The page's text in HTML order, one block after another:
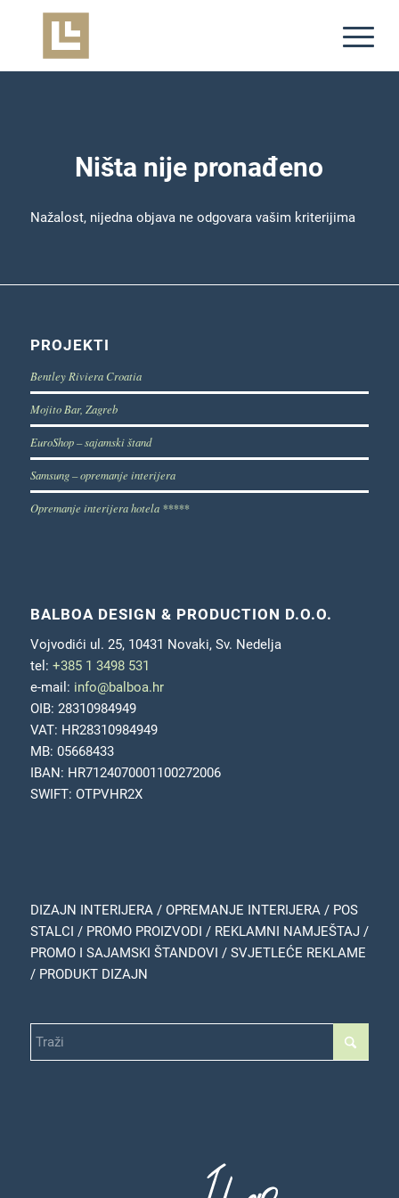
Ništa nije pronađeno
Nažalost, nijedna objava ne odgovara vašim kriterijima
PROJEKTI
Bentley Riviera Croatia
Mojito Bar, Zagreb
EuroShop – sajamski štand
Samsung – opremanje interijera
Opremanje interijera hotela *****
BALBOA DESIGN & PRODUCTION D.O.O.
Vojvodići ul. 25, 10431 Novaki, Sv. Nedelja
tel: +385 1 3498 531
e-mail: info@balboa.hr
OIB: 28310984949
VAT: HR28310984949
MB: 05668433
IBAN: HR7124070001100272006
SWIFT: OTPVHR2X
DIZAJN INTERIJERA / OPREMANJE INTERIJERA / POS
STALCI / PROMO PROIZVODI / REKLAMNI NAMJEŠTAJ /
PROMO I SAJAMSKI ŠTANDOVI / SVJETLEĆE REKLAME
/ PRODUKT DIZAJN